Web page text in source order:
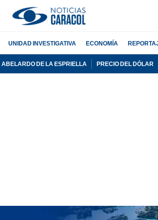
UNIDAD INVESTIGATIVA ECONOMÍA
ABELARDO DE LA ESPRIELLA PRECIO DEL DÓLAR